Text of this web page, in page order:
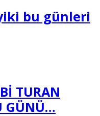
bu günleri
TURAN
GÜNÜ…